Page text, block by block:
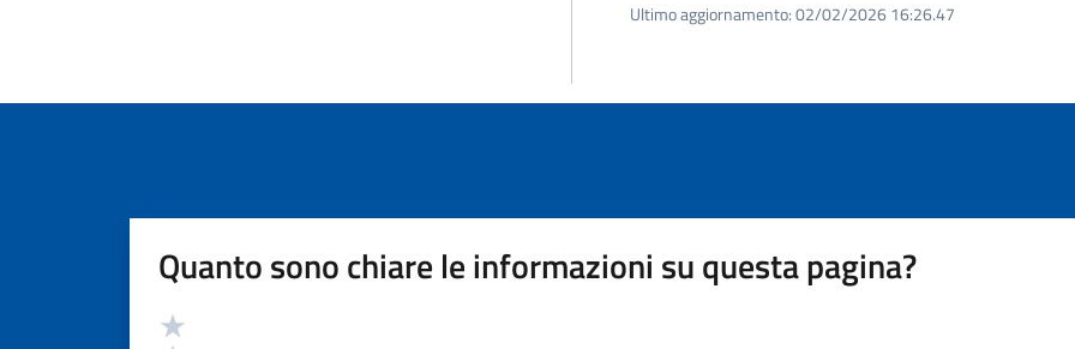
Ultimo aggiornamento:02/02/2026 16:26.47
Quanto sono chiare le informazioni su questa pagina?
Valutazione